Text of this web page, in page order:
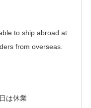
to ship abroad at
from overseas.
は休業